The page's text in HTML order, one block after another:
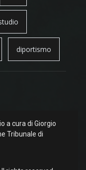
diportismo
a cura di Giorgio
Tribunale di